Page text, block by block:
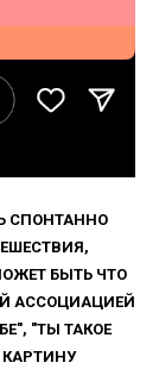
СПОНТАННО
БЫТЬ ЧТО
АССОЦИАЦИЕЙ
"ТЫ ТАКОЕ